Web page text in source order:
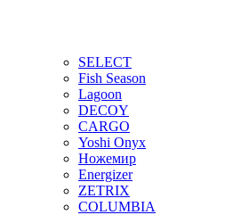
SELECT
Fish Season
Lagoon
DECOY
CARGO
Yoshi Onyx
Ножемир
Energizer
ZETRIX
COLUMBIA